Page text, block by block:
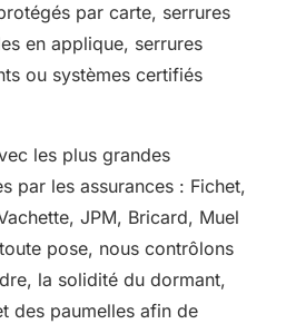
par carte, serrures
en applique, serrures
ou systèmes certifiés
les plus grandes
par les assurances : Fichet,
JPM, Bricard, Muel
pose, nous contrôlons
la solidité du dormant,
des paumelles afin de